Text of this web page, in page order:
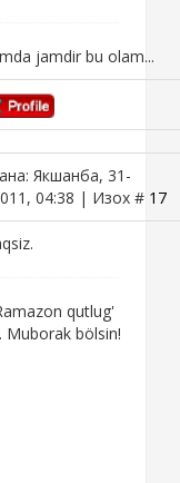
jamdir bu olam...
Якшанба, 31-
04:38 | Изох # 17
qutlug'
Muborak bölsin!